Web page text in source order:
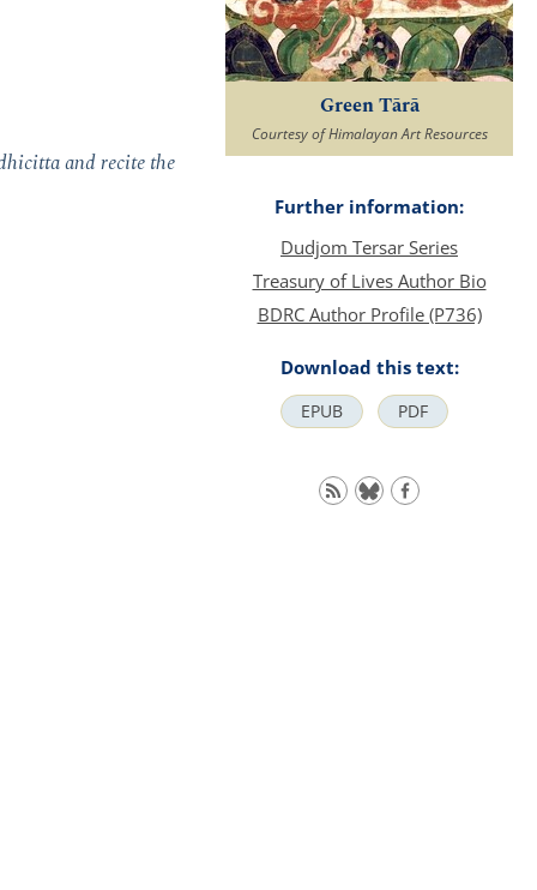
and recite the
Green Tārā
Courtesy of Himalayan Art Resources
Further information:
Dudjom Tersar Series
Treasury of Lives Author Bio
BDRC Author Profile (P736)
Download this text:
EPUB PDF